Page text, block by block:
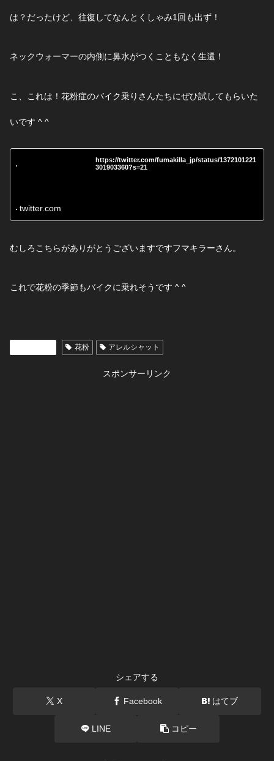
は？だったけど、 往復してなんとくしゃみ1回も出ず！
ネックウォーマーの内側に鼻水がつくこともなく生還！
こ、これは！花粉症のバイク乗りさんたちにぜひ試してもらいた
いです ^ ^
https://twitter.com/fumakilla_jp/status/1372101221
301903360?s=21
twitter.com
むしろこちらがありがとうございますですフマキラーさん。
これで花粉の季節もバイクに乗れそうです ^ ^
花粉 アレルシャット
スポンサーリンク
シェアする
X Facebook はてブ
LINE コピー